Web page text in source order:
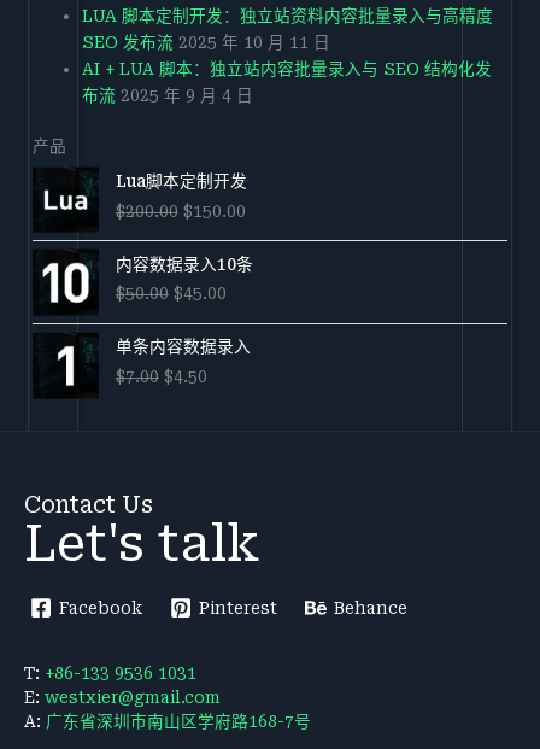
LUA 脚本定制开发：独立站资料内容批量录入与高精度
SEO 发布流 2025 年 10 月 11 日
AI + LUA 脚本：独立站内容批量录入与 SEO 结构化发
布流 2025 年 9 月 4 日
产品
Lua脚本定制开发
$200.00
原
价
为：
$200.00。
$150.00
前
价
格
为：
内容数据录入10条
$50.00
原
价
为：
$50.00。
$45.00
当
前
价
格
为：
单条内容数据录入
$7.00
原
价
为：
$4.50
当
前
价
Contact Us
Let's talk
Facebook Pinterest Behance
T: +86-133 9536 1031
E: westxier@gmail.com
A: 广东省深圳市南山区学府路168-7号